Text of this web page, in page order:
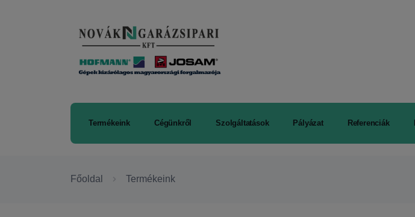
Termékeink Cégünkről Szolgáltatások Pályázat Referenciák
Főoldal Termékeink